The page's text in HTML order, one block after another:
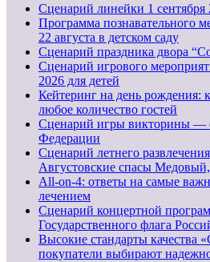
Cценарий линейки 1 сентября
Программа познавательного
22 августа в детском саду
Сценарий праздника двора
Сценарий игрового
2026 для детей
Кейтеринг на день рождения:
любое количество гостей
Сценарий игры викторины —
Федерации
Сценарий летнего
Августовские спасы
All-on-4: ответы на самые
лечением
Сценарий концертной
Государственного флага
Высокие стандарты качества
покупатели выбирают